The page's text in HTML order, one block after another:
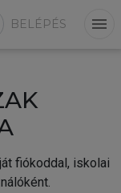
BELÉPÉS menu
fiókoddal, iskolai